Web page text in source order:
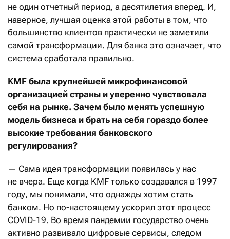
не один отчетный период, а десятилетия вперед. И,
наверное, лучшая оценка этой работы в том, что
большинство клиентов практически не заметили
самой трансформации. Для банка это означает, что
система сработала правильно.
KMF была крупнейшей микрофинансовой
организацией страны и уверенно чувствовала
себя на рынке. Зачем было менять успешную
модель бизнеса и брать на себя гораздо более
высокие требования банковского
регулирования?
— Сама идея трансформации появилась у нас
не вчера. Еще когда KMF только создавался в 1997
году, мы понимали, что однажды хотим стать
банком. Но по-настоящему ускорил этот процесс
COVID-19. Во время пандемии государство очень
активно развивало цифровые сервисы, следом